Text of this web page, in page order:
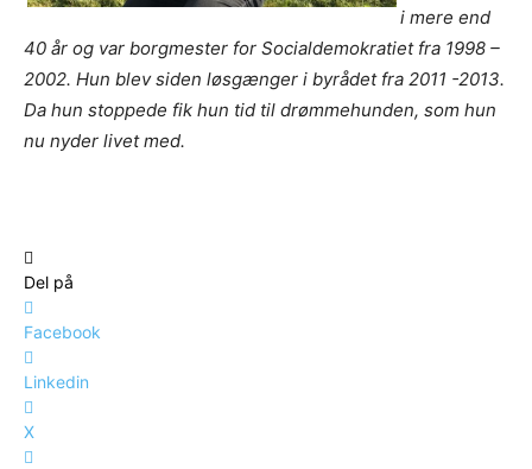
i mere end
40 år og var borgmester for Socialdemokratiet fra 1998 –
2002. Hun blev siden løsgænger i byrådet fra 2011 -2013.
Da hun stoppede fik hun tid til drømmehunden, som hun
nu nyder livet med.
Del på
Facebook
Linkedin
X